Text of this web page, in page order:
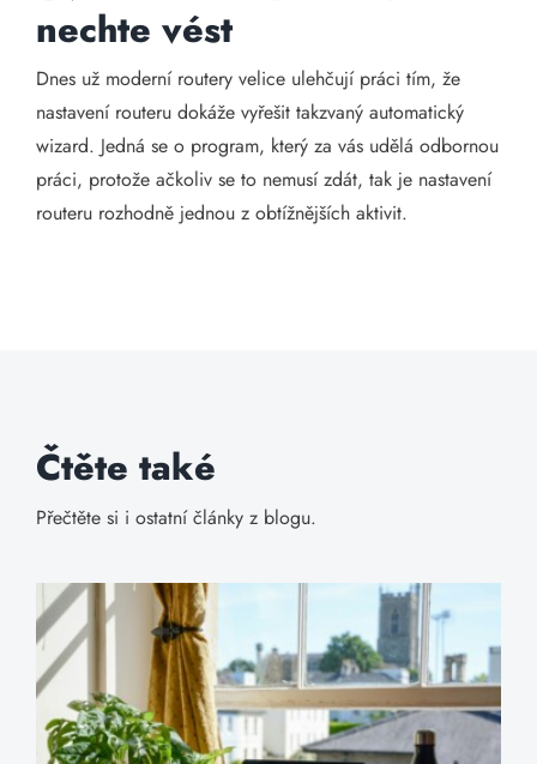
nechte vést
Dnes už moderní routery velice ulehčují práci tím, že
nastavení routeru dokáže vyřešit takzvaný automatický
wizard. Jedná se o program, který za vás udělá odbornou
práci, protože ačkoliv se to nemusí zdát, tak je nastavení
routeru rozhodně jednou z obtížnějších aktivit.
Čtěte také
Přečtěte si i ostatní články z blogu.